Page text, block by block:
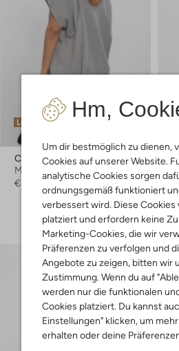
Hm,
Um dir bestmöglich zu dienen,
Cookies auf unserer Website.
analytische Cookies sorgen
ordnungsgemäß funktioniert
verbessert wird. Diese
platziert und erfordern keine
Marketing-Cookies, die wir
Präferenzen zu verfolgen und
Angebote zu zeigen, bitten wir
Zustimmung. Wenn du auf
werden nur die funktionalen
Cookies platziert. Du kannst
Einstellungen" klicken, um
erhalten oder deine
Letzter Artikel
Co'couture
Minikleid
€ 109,99